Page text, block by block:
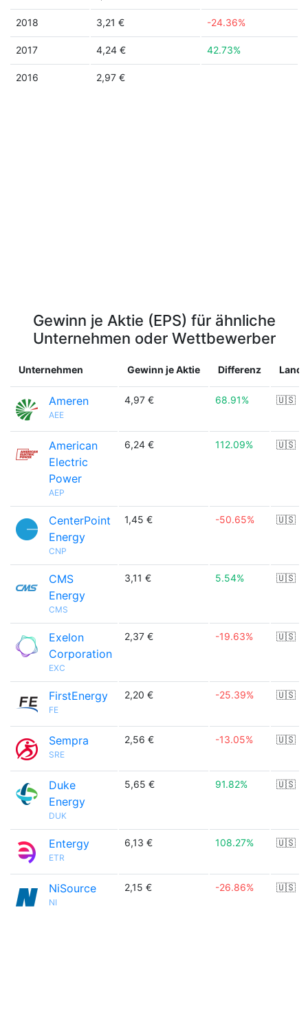
2018 3,21 € -24.36%
2017 4,24 € 42.73%
2016 2,97 €
Gewinn je Aktie (EPS) für ähnliche
Unternehmen oder Wettbewerber
Unternehmen Gewinn je Aktie Differenz Land
Ameren
AEE
4,97 € 68.91% 🇺🇸
American
Electric
Power
AEP
6,24 € 112.09% 🇺🇸
CenterPoint
Energy
CNP
1,45 € -50.65% 🇺🇸
CMS
Energy
CMS
3,11 € 5.54% 🇺🇸
Exelon
Corporation
EXC
2,37 € -19.63% 🇺🇸
FirstEnergy
FE
2,20 € -25.39% 🇺🇸
Sempra
SRE
2,56 € -13.05% 🇺🇸
Duke
Energy
DUK
5,65 € 91.82% 🇺🇸
Entergy
ETR
6,13 € 108.27% 🇺🇸
NiSource
NI
2,15 € -26.86% 🇺🇸